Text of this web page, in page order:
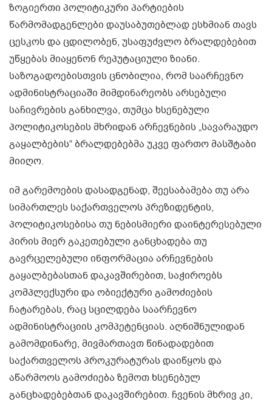
ზოგიერთი პოლიტიკური პარტიების
წარმომადგენლები დაუსაბუთებლად ესხმიან თავს
ცესკოს და ცდილობენ, უსაფუძვლო ბრალდებებით
უწყებას მიაყენონ რეპუტაციული ზიანი.
საზოგადოებისთვის ცნობილია, რომ საარჩევნო
ადმინისტრაციაში მიმდინარეობს არსებული
საჩივრების განხილვა, თუმცა ხსენებული
პოლიტიკოსების მხრიდან არჩევნების „სავარაუდო
გაყალბების“ ბრალდებებმა უკვე ფართო მასშტაბი
მიიღო.
იმ გარემოების დასადგენად, შეესაბამება თუ არა
სიმართლეს საქართველოს პრეზიდენტის,
პოლიტიკოსებისა თუ ნებისმიერი დაინტერესებული
პირის მიერ გაკეთებული განცხადება თუ
გავრცელებული ინფორმაცია არჩევნების
გაყალბებასთან დაკავშირებით, საჭიროებს
კომპლექსური და ობიექტური გამოძიების
ჩატარებას, რაც სცილდება საარჩევნო
ადმინისტრაციის კომპეტენციას. აღნიშნულიდან
გამომდინარე, მივმართავთ წინადადებით
საქართველოს პროკურატურას დაიწყოს და
აწარმოოს გამოძიება ზემოთ ხსენებულ
განცხადებებთან დაკავშირებით. ჩვენის მხრივ კი,